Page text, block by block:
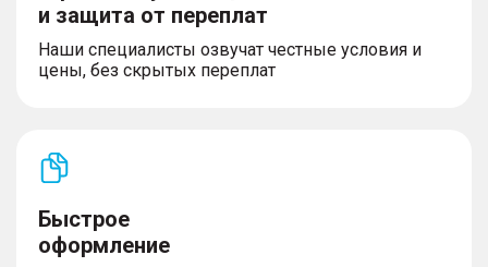
и защита от переплат
Наши специалисты озвучат честные условия и
цены, без скрытых переплат
Быстрое
оформление